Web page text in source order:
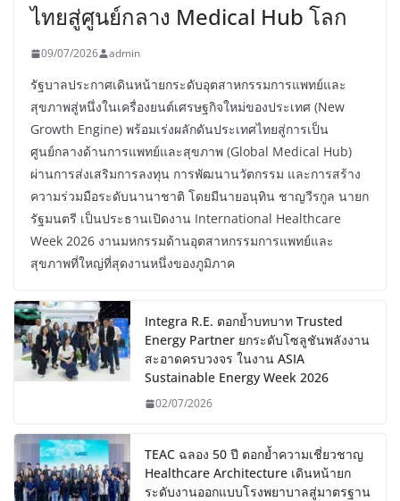
ไทยสู่ศูนย์กลาง Medical Hub โลก
09/07/2026 admin
รัฐบาลประกาศเดินหน้ายกระดับอุตสาหกรรมการแพทย์และ
สุขภาพสู่หนึ่งในเครื่องยนต์เศรษฐกิจใหม่ของประเทศ (New
Growth Engine) พร้อมเร่งผลักดันประเทศไทยสู่การเป็น
ศูนย์กลางด้านการแพทย์และสุขภาพ (Global Medical Hub)
ผ่านการส่งเสริมการลงทุน การพัฒนานวัตกรรม และการสร้าง
ความร่วมมือระดับนานาชาติ โดยมีนายอนุทิน ชาญวีรกูล นายก
รัฐมนตรี เป็นประธานเปิดงาน International Healthcare
Week 2026 งานมหกรรมด้านอุตสาหกรรมการแพทย์และ
สุขภาพที่ใหญ่ที่สุดงานหนึ่งของภูมิภาค
Integra R.E. ตอกย้ำบทบาท Trusted
Energy Partner ยกระดับโซลูชันพลังงาน
สะอาดครบวงจร ในงาน ASIA
Sustainable Energy Week 2026
02/07/2026
TEAC ฉลอง 50 ปี ตอกย้ำความเชี่ยวชาญ
Healthcare Architecture เดินหน้ายก
ระดับงานออกแบบโรงพยาบาลสู่มาตรฐาน